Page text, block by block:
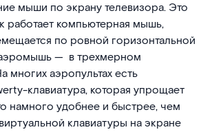
мыши по экрану телевизора. Это
работает компьютерная мышь,
по ровной горизонтальной
— в трехмерном
многих аэропультах есть
клавиатура, которая упрощает
намного удобнее и быстрее, чем
клавиатуры на экране